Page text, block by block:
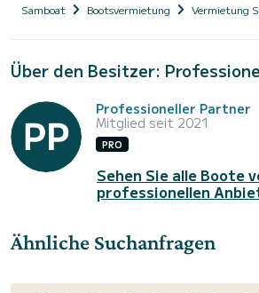
Samboat Bootsvermietung Vermietung
Über den Besitzer:
Professioneller Partner
Mitglied seit 2021
PRO
Sehen Sie alle Boote
professionellen
Ähnliche Suchanfragen